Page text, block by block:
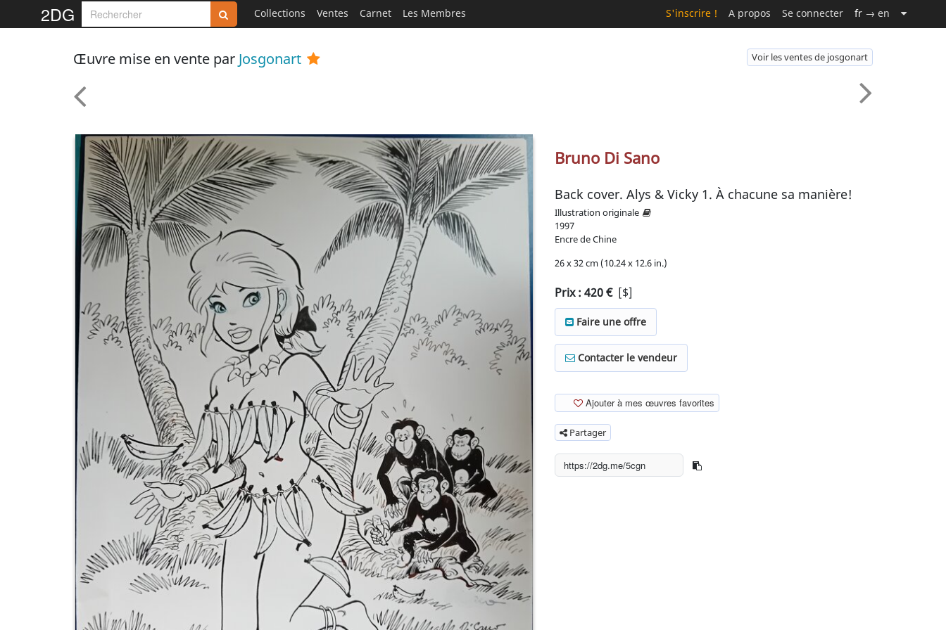
2DG Collections Ventes Carnet Les Membres S'inscrire ! A propos Se connecter fr → en
Œuvre mise en vente par Josgonart Voir les ventes de josgonart
Bruno Di Sano
Back cover. Alys & Vicky 1. À chacune sa manière!
Illustration originale
1997
Encre de Chine
26 x 32 cm (10.24 x 12.6 in.)
Prix : 420 [$]
Faire une offre
Contacter le vendeur
Ajouter à mes œuvres favorites
Partager